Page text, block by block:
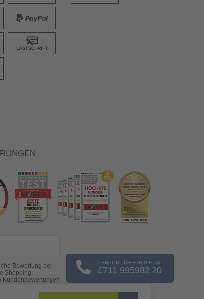
PERSÖNLICH FÜR SIE DA!
0711 995982 20
Bewertung bei
Shopping:
Kundenbewertungen